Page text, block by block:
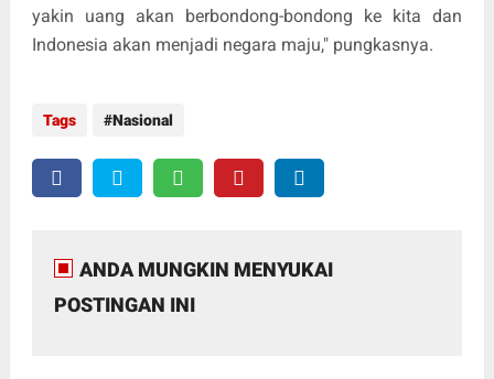
yakin uang akan berbondong-bondong ke kita dan
Indonesia akan menjadi negara maju," pungkasnya.
Tags Nasional
ANDA MUNGKIN MENYUKAI
POSTINGAN INI